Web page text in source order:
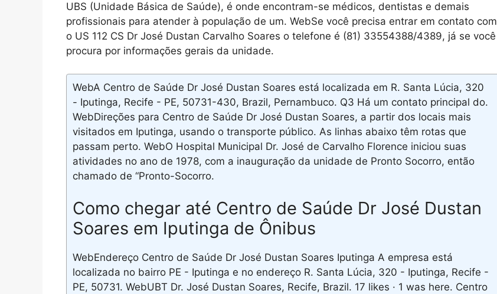
UBS (Unidade Básica de Saúde), é onde encontram-se médicos, dentistas e demais
profissionais para atender à população de um. WebSe você precisa entrar em contato com
o US 112 CS Dr José Dustan Carvalho Soares o telefone é (81) 33554388/4389, já se você
procura por informações gerais da unidade.
WebA Centro de Saúde Dr José Dustan Soares está localizada em R. Santa Lúcia, 320
- Iputinga, Recife - PE, 50731-430, Brazil, Pernambuco. Q3 Há um contato principal do.
WebDireções para Centro de Saúde Dr José Dustan Soares, a partir dos locais mais
visitados em Iputinga, usando o transporte público. As linhas abaixo têm rotas que
passam perto. WebO Hospital Municipal Dr. José de Carvalho Florence iniciou suas
atividades no ano de 1978, com a inauguração da unidade de Pronto Socorro, então
chamado de “Pronto-Socorro.
Como chegar até Centro de Saúde Dr José Dustan
Soares em Iputinga de Ônibus
WebEndereço Centro de Saúde Dr José Dustan Soares Iputinga A empresa está
localizada no bairro PE - Iputinga e no endereço R. Santa Lúcia, 320 - Iputinga, Recife -
PE, 50731. WebUBT Dr. José Dustan Soares, Recife, Brazil. 17 likes · 1 was here. Centro